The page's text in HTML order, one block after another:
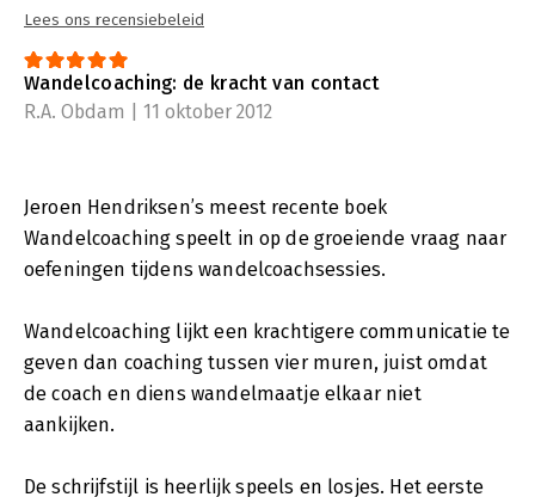
Lees ons recensiebeleid
Wandelcoaching: de kracht van contact
R.A. Obdam | 11 oktober 2012
Jeroen Hendriksen’s meest recente boek
Wandelcoaching speelt in op de groeiende vraag naar
oefeningen tijdens wandelcoachsessies.
Wandelcoaching lijkt een krachtigere communicatie te
geven dan coaching tussen vier muren, juist omdat
de coach en diens wandelmaatje elkaar niet
aankijken.
De schrijfstijl is heerlijk speels en losjes. Het eerste